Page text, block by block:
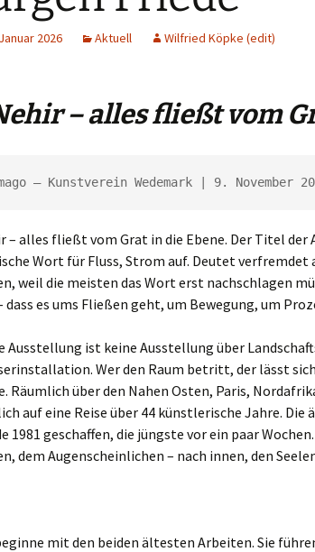
2026 Aktuell Wilfried Köpke (edit)
– alles fließt vom
– Kunstverein Wedemark | 9. November
– alles fließt vom Grat in die Ebene. Der Titel
Wort für Fluss, Strom auf. Deutet verfremdet
weil die meisten das Wort erst nachschlagen
dass es ums Fließen geht, um Bewegung, um
Ausstellung ist keine Ausstellung über
Wer den Raum betritt, der lässt
Räumlich über den Nahen Osten, Paris,
auf eine Reise über 44 künstlerische Jahre.
1981 geschaffen, die jüngste vor ein paar
dem Augenscheinlichen – nach innen, den
mit den beiden ältesten Arbeiten. Sie